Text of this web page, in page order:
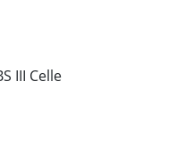
der